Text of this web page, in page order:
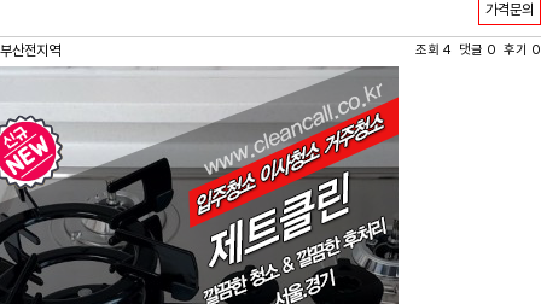
가격문의
부산전지역 조회 4 댓글 0 후기 0